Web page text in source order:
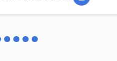
IVA inc.